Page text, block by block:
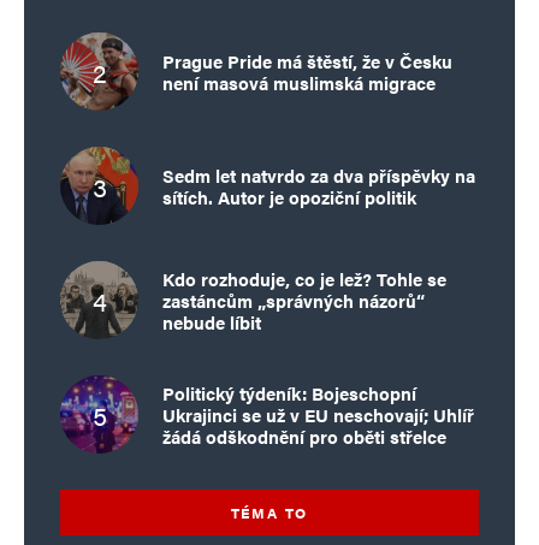
Prague Pride má štěstí, že v Česku
není masová muslimská migrace
Sedm let natvrdo za dva příspěvky na
sítích. Autor je opoziční politik
Kdo rozhoduje, co je lež? Tohle se
zastáncům „správných názorů“
nebude líbit
Politický týdeník: Bojeschopní
Ukrajinci se už v EU neschovají; Uhlíř
žádá odškodnění pro oběti střelce
TÉMA TO